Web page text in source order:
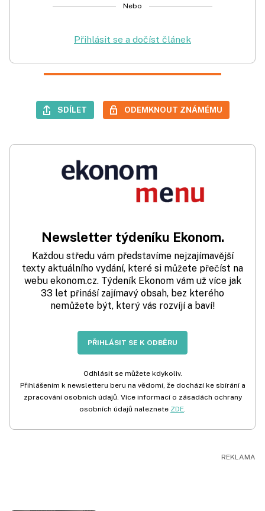
Nebo
Přihlásit se a dočíst článek
SDÍLET ODEMKNOUT ZNÁMÉMU
Newsletter týdeníku Ekonom.
Každou středu vám představíme nejzajímavější
texty aktuálního vydání, které si můžete přečíst na
webu ekonom.cz. Týdeník Ekonom vám už více jak
33 let přináší zajímavý obsah, bez kterého
nemůžete být, který vás rozvíjí a baví!
PŘIHLÁSIT SE K ODBĚRU
Odhlásit se můžete kdykoliv.
Přihlášením k newsletteru beru na vědomí, že dochází ke sbírání a
zpracování osobních údajů. Více informací o zásadách ochrany
osobních údajů naleznete ZDE.